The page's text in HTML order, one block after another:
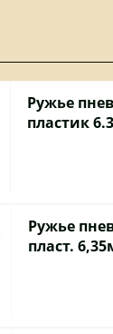
Ружье
пластик
Ружье
пласт.